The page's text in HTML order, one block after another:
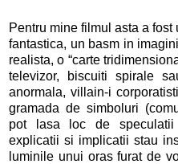
Pentru mine filmul asta a fost
fantastica, un basm in
realista, o “carte
televizor, biscuiti spirale
anormala, villain-i
gramada de simboluri
pot lasa loc de
explicatii si implicatii stau
luminile unui oras furat de